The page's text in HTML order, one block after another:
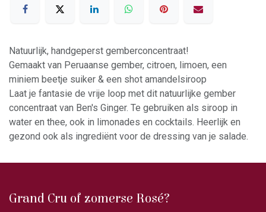
Natuurlijk, handgeperst gemberconcentraat!
Gemaakt van Peruaanse gember, citroen, limoen, een
miniem beetje suiker & een shot amandelsiroop
Laat je fantasie de vrije loop met dit natuurlijke gember
concentraat van Ben's Ginger. Te gebruiken als siroop in
water en thee, ook in limonades en cocktails. Heerlijk en
gezond ook als ingrediënt voor de dressing van je salade.
Grand Cru of zomerse Rosé?